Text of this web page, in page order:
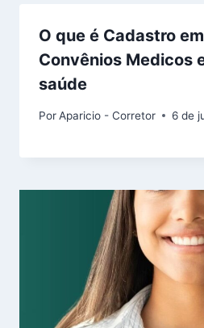
O que é Cadastro
Convênios Medicos
saúde
PorAparicio - Corretor 6 de